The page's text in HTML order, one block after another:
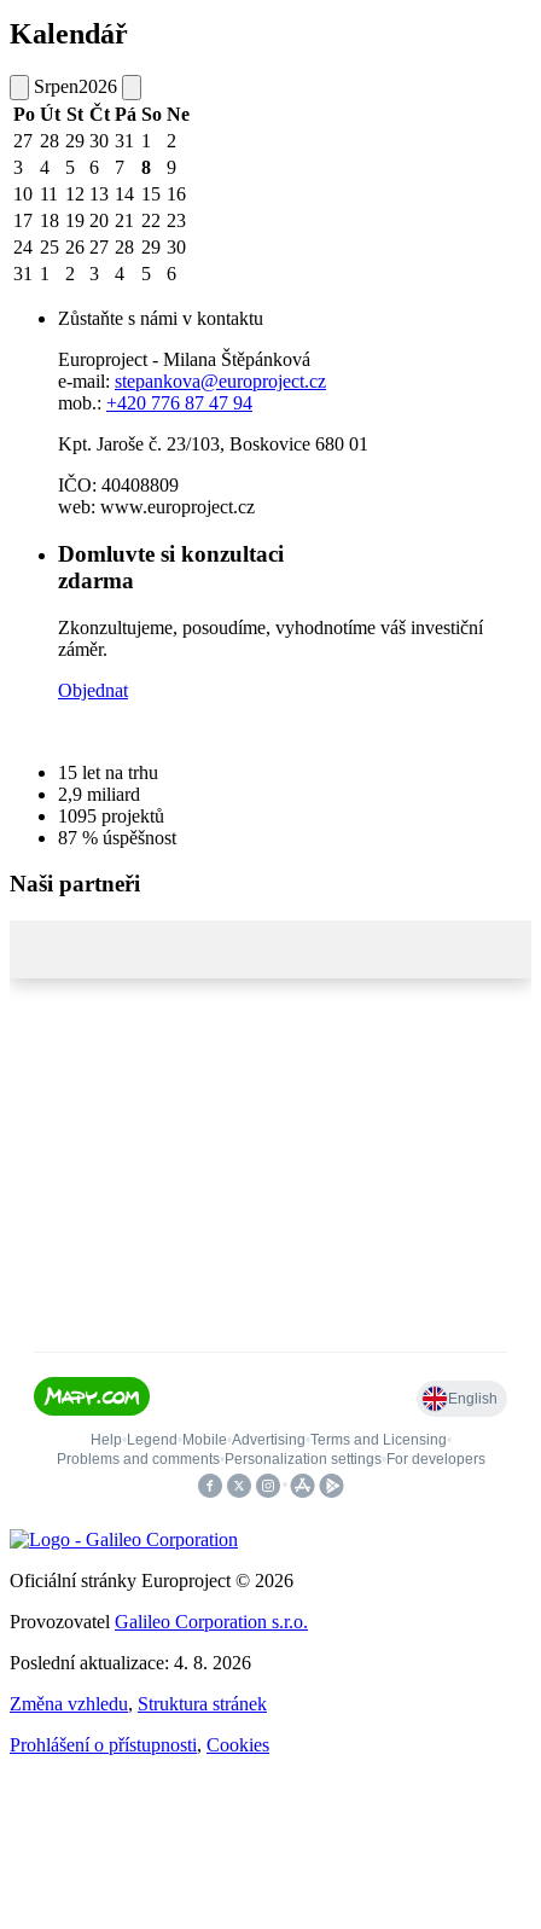
Kalendář
Srpen2026
Po Út St Čt Pá So Ne
27 28 29 30 31 1
2
3
4 5 6 7 8
9
10 11 12 13 14 15 16
17 18 19 20 21 22 23
24 25 26 27 28 29 30
31 1 2 3 4 5 6
Zůstaňte s námi v kontaktu
Europroject - Milana Štěpánková
e-mail: stepankova@europroject.cz
mob.: +420 776 87 47 94
Kpt. Jaroše č. 23/103, Boskovice 680 01
IČO: 40408809
web: www.europroject.cz
Domluvte si konzultaci
zdarma
Zkonzultujeme, posoudíme, vyhodnotíme váš investiční
záměr.
Objednat
15 let na trhu
2,9 miliard
1095 projektů
87 % úspěšnost
Naši partneři
Oficiální stránky Europroject © 2026
Provozovatel Galileo Corporation s.r.o.
Poslední aktualizace: 4. 8. 2026
Změna vzhledu, Struktura stránek
Prohlášení o přístupnosti, Cookies